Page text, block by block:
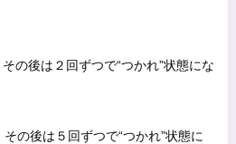
の後は２回ずつで“つかれ”状態にな
の後は５回ずつで“つかれ”状態に